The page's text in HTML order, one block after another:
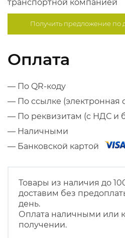
транспортной компанией
Получить предложение по
Оплата
— По QR-коду
— По ссылке (электронная
— По реквизитам (с НДС и
— Наличными
— Банковской картой
Товары из наличия до
доставим без
день.
Оплата наличными или
получении.